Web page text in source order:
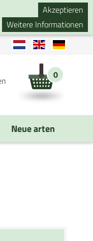
Akzeptieren
Weitere Informationen
0
Neue arten